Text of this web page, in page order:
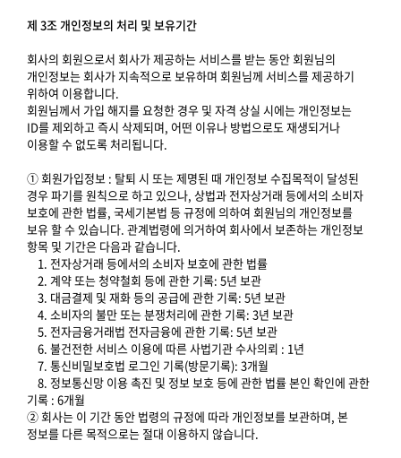
제 3조 개인정보의 처리 및 보유기간
회사의 회원으로서 회사가 제공하는 서비스를 받는 동안 회원님의
개인정보는 회사가 지속적으로 보유하며 회원님께 서비스를 제공하기
위하여 이용합니다.
회원님께서 가입 해지를 요청한 경우 및 자격 상실 시에는 개인정보는
ID를 제외하고 즉시 삭제되며, 어떤 이유나 방법으로도 재생되거나
이용할 수 없도록 처리됩니다.
① 회원가입정보 : 탈퇴 시 또는 제명된 때 개인정보 수집목적이 달성된
경우 파기를 원칙으로 하고 있으나, 상법과 전자상거래 등에서의 소비자
보호에 관한 법률, 국세기본법 등 규정에 의하여 회원님의 개인정보를
보유 할 수 있습니다. 관계법령에 의거하여 회사에서 보존하는 개인정보
항목 및 기간은 다음과 같습니다.
1. 전자상거래 등에서의 소비자 보호에 관한 법률
2. 계약 또는 청약철회 등에 관한 기록: 5년 보관
3. 대금결제 및 재화 등의 공급에 관한 기록: 5년 보관
4. 소비자의 불만 또는 분쟁처리에 관한 기록: 3년 보관
5. 전자금융거래법 전자금융에 관한 기록: 5년 보관
6. 불건전한 서비스 이용에 따른 사법기관 수사의뢰 : 1년
7. 통신비밀보호법 로그인 기록(방문기록): 3개월
8. 정보통신망 이용 촉진 및 정보 보호 등에 관한 법률 본인 확인에 관한
기록 : 6개월
② 회사는 이 기간 동안 법령의 규정에 따라 개인정보를 보관하며, 본
정보를 다른 목적으로는 절대 이용하지 않습니다.